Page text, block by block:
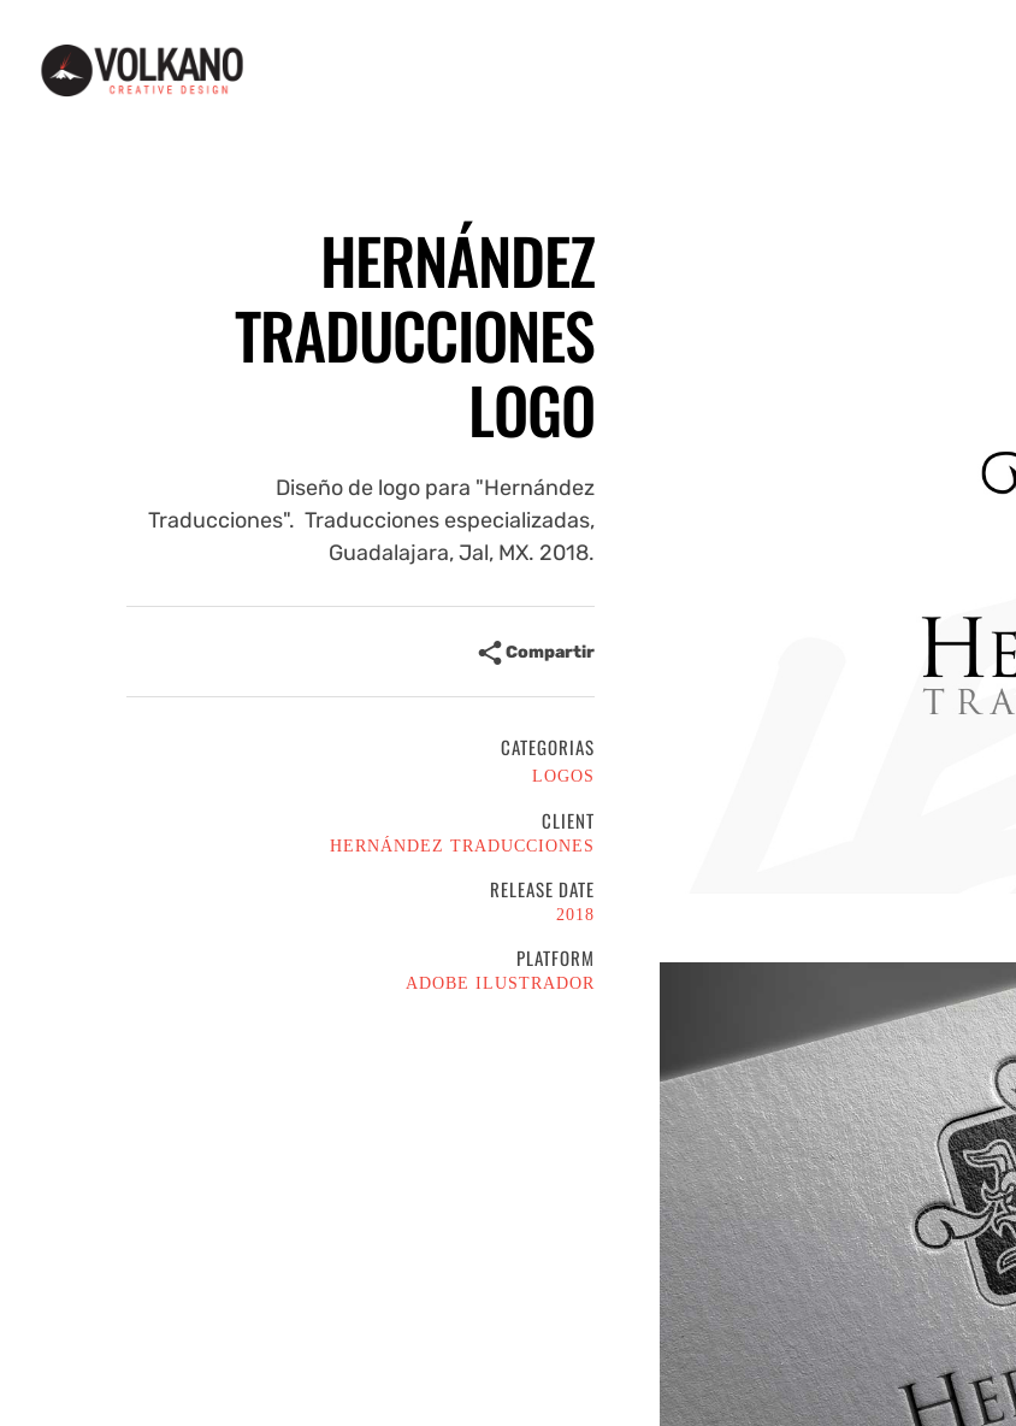
HERNÁNDEZ
TRADUCCIONES
LOGO
Diseño de logo para "Hernández
Traducciones". Traducciones especializadas,
Guadalajara, Jal, MX. 2018.
Compartir
CATEGORIAS
LOGOS
CLIENT
HERNÁNDEZ TRADUCCIONES
RELEASE DATE
2018
PLATFORM
ADOBE ILUSTRADOR